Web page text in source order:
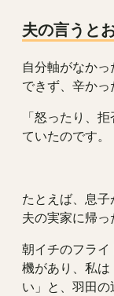
夫の言うと
自分軸がなか
できず、辛かっ
「怒ったり、
ていたのです。
たとえば、息
夫の実家に帰っ
朝イチのフラ
機があり、私
い」と、羽田